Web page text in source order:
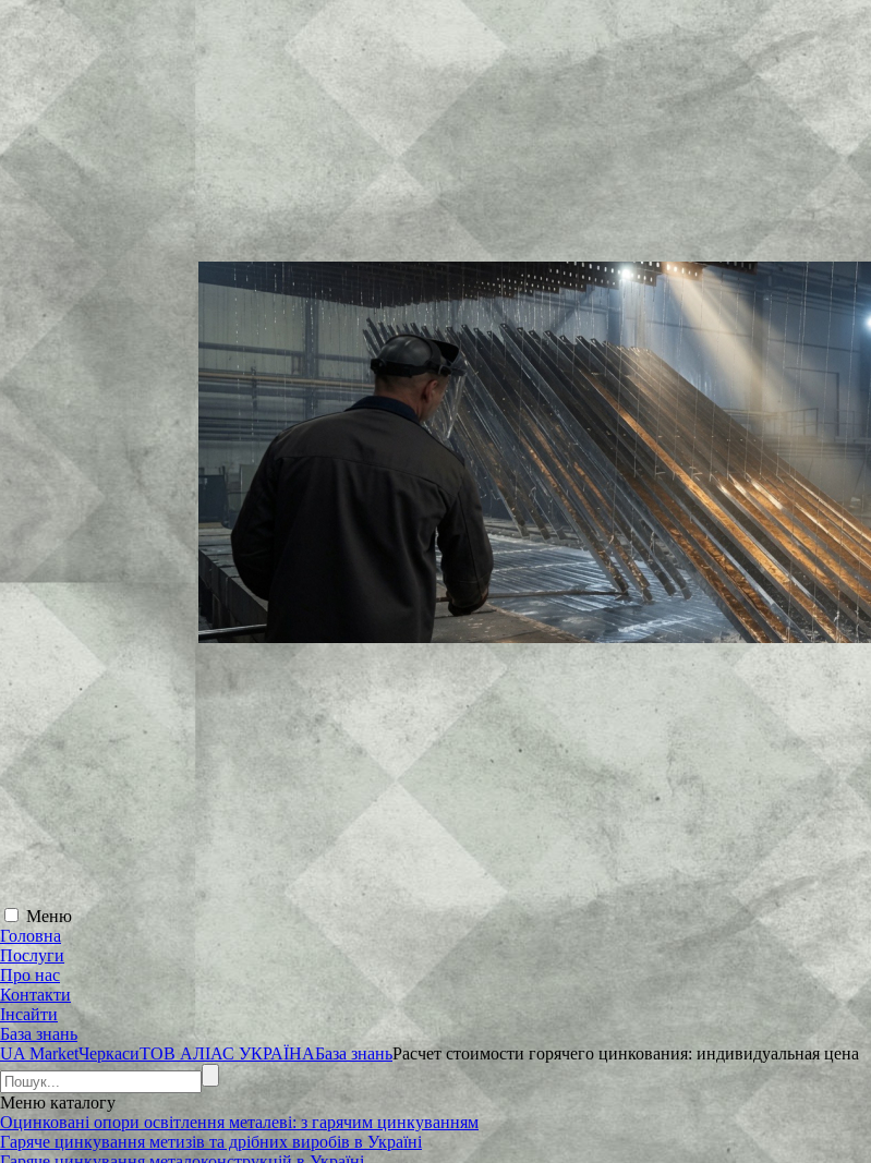
Меню
Головна
Послуги
Про нас
Контакти
Інсайти
База знань
UA MarketЧеркасиТОВ АЛІАС УКРАЇНАБаза знаньРасчет стоимости горячего цинкования: индивидуальная цена
Меню каталогу
Оцинковані опори освітлення металеві: з гарячим цинкуванням
Гаряче цинкування метизів та дрібних виробів в Україні